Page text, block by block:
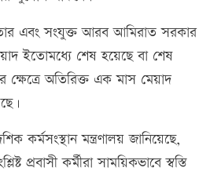
এবং সংযুক্ত আরব আমিরাত সরকার
ইতোমধ্যে শেষ হয়েছে বা শেষ
অতিরিক্ত এক মাস মেয়াদ
কর্মসংস্থান মন্ত্রণালয় জানিয়েছে,
প্রবাসী কর্মীরা সাময়িকভাবে স্বস্তি